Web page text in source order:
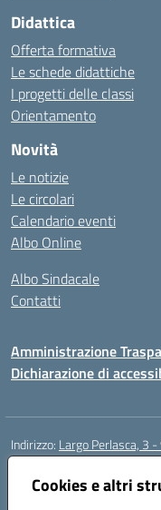
Cookies e altri
Didattica
Offerta formativa
Le schede didattiche
I progetti delle classi
Orientamento
Novità
Le notizie
Le circolari
Calendario eventi
Albo Online
Albo Sindacale
Contatti
Amministrazione
Dichiarazione di
Indirizzo: Largo Perlasca, 3
Centralino:
Posta elettronica certificata